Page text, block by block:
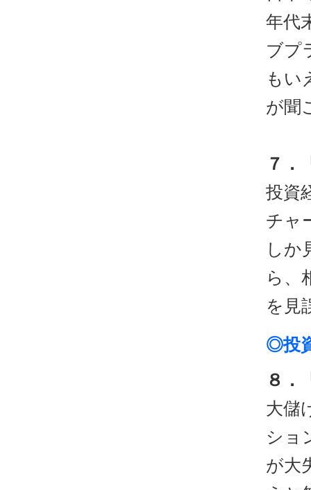
年代
ブプ
もい
が聞
７．
投資
チャ
しか
ら、
を見
◎投
８．
大儲
ショ
が大